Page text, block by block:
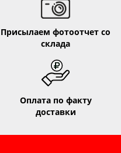
Присылаем фотоотчет со
склада
Оплата по факту
доставки